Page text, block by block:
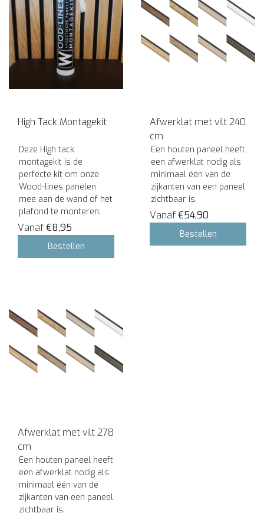
High Tack Montagekit
Deze High tack
montagekit is de
perfecte kit om onze
Wood-lines panelen
mee aan de wand of het
plafond te monteren.
Vanaf€8,95
Bestellen
Afwerklat met vilt 240
cm
Een houten paneel heeft
een afwerklat nodig als
minimaal één van de
zijkanten van een paneel
zichtbaar is.
Vanaf€54,90
Bestellen
Afwerklat met vilt 278
cm
Een houten paneel heeft
een afwerklat nodig als
minimaal één van de
zijkanten van een paneel
zichtbaar is.